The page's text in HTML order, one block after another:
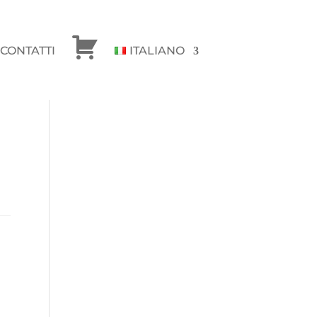
CONTATTI CHECKOUTITALIANO